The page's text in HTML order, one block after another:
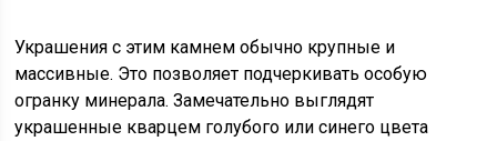
Украшения с этим камнем обычно крупные и
массивные. Это позволяет подчеркивать особую
огранку минерала. Замечательно выглядят
украшенные кварцем голубого или синего цвета